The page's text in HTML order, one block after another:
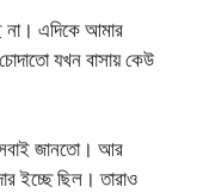
না। এদিকে আমার
যখন বাসায় কেউ
সবাই জানতো। আর
ইচ্ছে ছিল। তারাও